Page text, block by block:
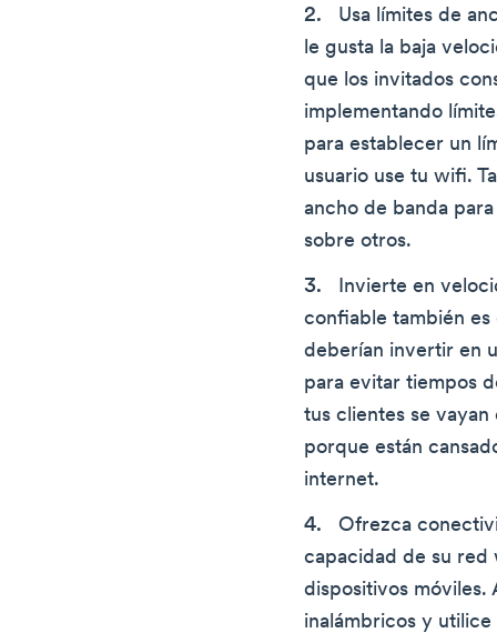
Usa límites de
le gusta la baja
que los invitados
implementando
para establecer un
usuario use tu wifi.
ancho de banda
sobre otros.
Invierte en
confiable también
deberían invertir en
para evitar tiempos
tus clientes se
porque están
internet.
Ofrezca
capacidad de su red
dispositivos móviles.
inalámbricos y